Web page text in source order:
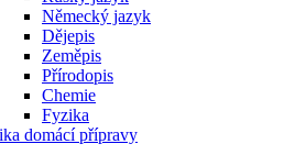
Německý jazyk
Dějepis
Zeměpis
Přírodopis
Chemie
Fyzika
domácí přípravy